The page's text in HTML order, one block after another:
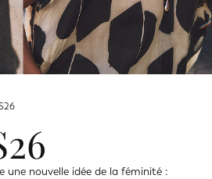
une nouvelle idée de la féminité :